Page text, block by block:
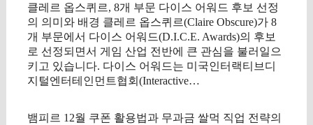
클레르 옵스퀴르, 8개 부문 다이스 어워드 후보 선정
의 의미와 배경 클레르 옵스퀴르(Claire Obscure)가 8
개 부문에서 다이스 어워드(D.I.C.E. Awards)의 후보
로 선정되면서 게임 산업 전반에 큰 관심을 불러일으
키고 있습니다. 다이스 어워드는 미국인터랙티브디
지털엔터테인먼트협회(Interactive…
뱀피르 12월 쿠폰 활용법과 무과금 쌀먹 직업 전략의